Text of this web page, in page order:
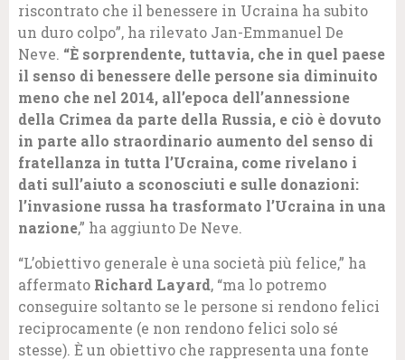
riscontrato che il benessere in Ucraina ha subito
un duro colpo”, ha rilevato Jan-Emmanuel De
Neve. “È sorprendente, tuttavia, che in quel paese
il senso di benessere delle persone sia diminuito
meno che nel 2014, all’epoca dell’annessione
della Crimea da parte della Russia, e ciò è dovuto
in parte allo straordinario aumento del senso di
fratellanza in tutta l’Ucraina, come rivelano i
dati sull’aiuto a sconosciuti e sulle donazioni:
l’invasione russa ha trasformato l’Ucraina in una
nazione,” ha aggiunto De Neve.
“L’obiettivo generale è una società più felice,” ha
affermato Richard Layard, “ma lo potremo
conseguire soltanto se le persone si rendono felici
reciprocamente (e non rendono felici solo sé
stesse). È un obiettivo che rappresenta una fonte